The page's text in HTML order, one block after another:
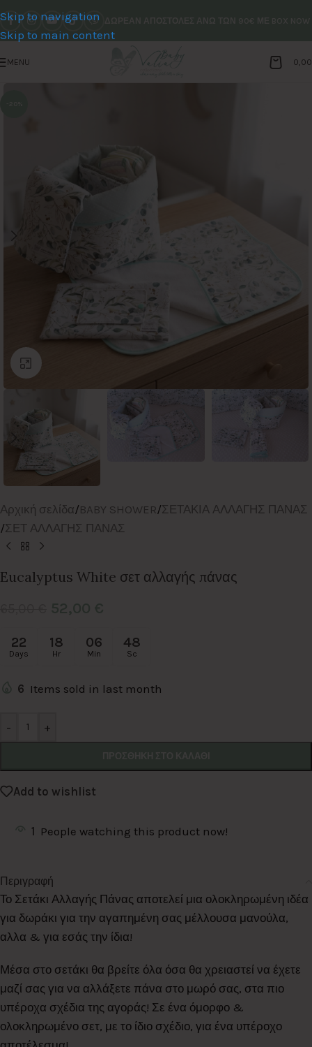
Skip to navigation
Skip to main content
MENU
Click to enlarge
Αρχική σελίδα/BABY SHOWER/ΣΕΤΑΚΙΑ ΑΛΛΑΓΗΣ ΠΑΝΑΣ
/ΣΕΤ ΑΛΛΑΓΗΣ ΠΑΝΑΣ
Eucalyptus White σετ αλλαγής πάνας
22
Days
18
Hr
06
Min
48
Sc
6 Items sold in last month
- +
Alternative:
Add to wishlist
1 People watching this product now!
Περιγραφή
Το Σετάκι Αλλαγής Πάνας αποτελεί μια ολοκληρωμένη ιδέα
για δωράκι για την αγαπημένη σας μέλλουσα μανούλα,
αλλα & για εσάς την ίδια!
Μέσα στο σετάκι θα βρείτε όλα όσα θα χρειαστεί να έχετε
μαζί σας για να αλλάξετε πάνα στο μωρό σας, στα πιο
υπέροχα σχέδια της αγοράς! Σε ένα όμορφο &
ολοκληρωμένο σετ, με το ίδιο σχέδιο, για ένα υπέροχο